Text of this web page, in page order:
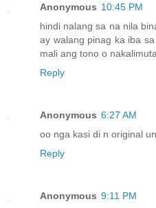
Anonymous 10:45 PM
hindi nalang sa na nila
ay walang pinag ka iba
mali ang tono o
Reply
Anonymous 6:27 AM
oo nga kasi di n original
Reply
Anonymous 9:11 PM